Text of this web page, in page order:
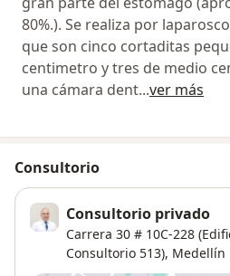
80%.). Se realiza por
que son cinco cortaditas
centimetro y tres de medio
una cámara dent...ver más
Consultorio
Consultorio privado
Carrera 30 # 10C-228
Consultorio 513), Medellín